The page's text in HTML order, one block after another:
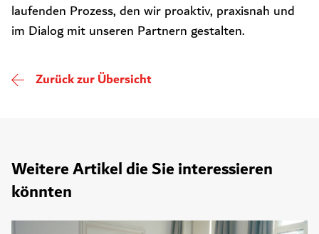
laufenden Prozess, den wir proaktiv, praxisnah und
im Dialog mit unseren Partnern gestalten.
Zurück zur Übersicht
Weitere Artikel die Sie interessieren
könnten